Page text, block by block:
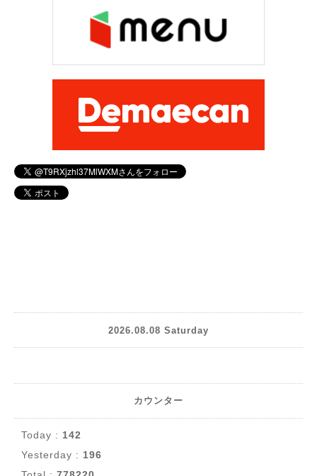
2026.08.08 Saturday
カウンター
Today : 142
Yesterday : 196